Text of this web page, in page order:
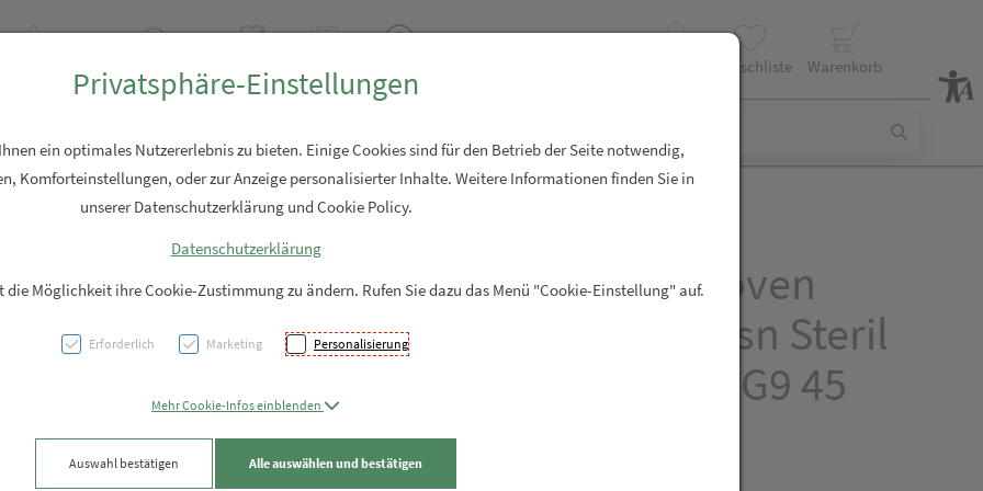
Wunschliste Warenkorb
Leukoplast/non-woven
Vlieskompressen Bsn Steril
10x10cm 4lag 50x2 G9 45
100st
Privatsphäre-Einstellungen
ein optimales Nutzererlebnis zu bieten. Einige Cookies sind für den Betrieb der Seite notwendig,
Komforteinstellungen, oder zur Anzeige personalisierter Inhalte. Weitere Informationen finden Sie in
unserer Datenschutzerklärung und Cookie Policy.
Datenschutzerklärung
die Möglichkeit ihre Cookie-Zustimmung zu ändern. Rufen Sie dazu das Menü "Cookie-Einstellung" auf.
Erforderlich Marketing Personalisierung
Mehr Cookie-Infos einblenden
Auswahl bestätigen Alle auswählen und bestätigen